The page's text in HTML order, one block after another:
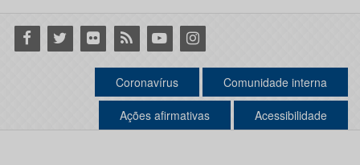
Facebook
Twitter Flickr RSS YoutubeInstagram
Coronavírus Comunidade interna
Ações afirmativas Acessibilidade